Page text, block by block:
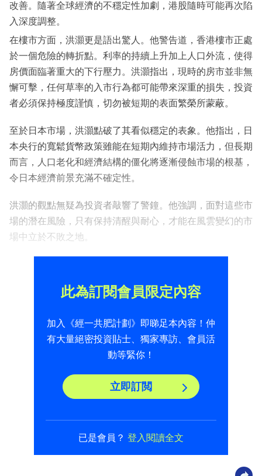
改善。隨著全球經濟的不穩定性加劇，港股隨時可能再次陷
入深度調整。
在樓市方面，洪灝更是語出驚人。他警告道，香港樓市正處
於一個危險的轉折點。利率的持續上升加上人口外流，使得
房價面臨著重大的下行壓力。洪灝指出，現時的房市並非無
懈可擊，任何草率的入市行為都可能帶來深重的損失，投資
者必須保持極度謹慎，切勿被短期的表面繁榮所蒙蔽。
至於日本市場，洪灝點破了其看似穩定的表象。他指出，日
本央行的寬鬆貨幣政策雖能在短期內維持市場活力，但長期
而言，人口老化和經濟結構的僵化將逐漸侵蝕市場的根基，
令日本經濟前景充滿不確定性。
洪灝的觀點無疑為投資者敲響了警鐘。他強調，面對這些市
場的潛在風險，只有保持清醒與耐心，才能在風雲變幻的市
場中立於不敗之地。
此為訂閱會員限定內容
加入《經一共肥計劃》即睇足本內容！仲
有大量絕密投資貼士、獨家專訪、會員活
動等緊你！
立即訂閲
已是會員？ 登入閱讀全文